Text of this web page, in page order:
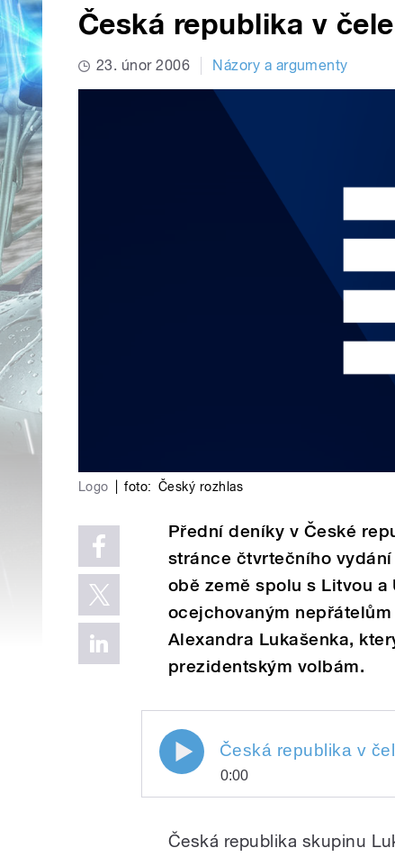
Česká republika v
23. únor 2006 Názory a argumenty
Logo foto: Český rozhlas
Přední deníky v České
stránce čtvrtečního
obě země spolu s Litvou
ocejchovaným
Alexandra Lukašenka,
prezidentským volbám.
Česká republika v
0:00
Česká republika skupinu